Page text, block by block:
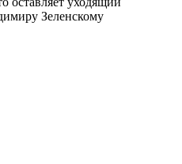
Зеленскому